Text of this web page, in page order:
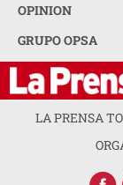
OPINION
GRUPO OPSA
LA PRENSA